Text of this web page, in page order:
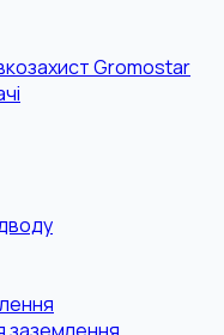
Gromostar